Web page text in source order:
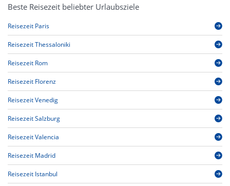
Beste Reisezeit beliebter Urlaubsziele
Reisezeit Paris
Reisezeit Thessaloniki
Reisezeit Rom
Reisezeit Florenz
Reisezeit Venedig
Reisezeit Salzburg
Reisezeit Valencia
Reisezeit Madrid
Reisezeit Istanbul